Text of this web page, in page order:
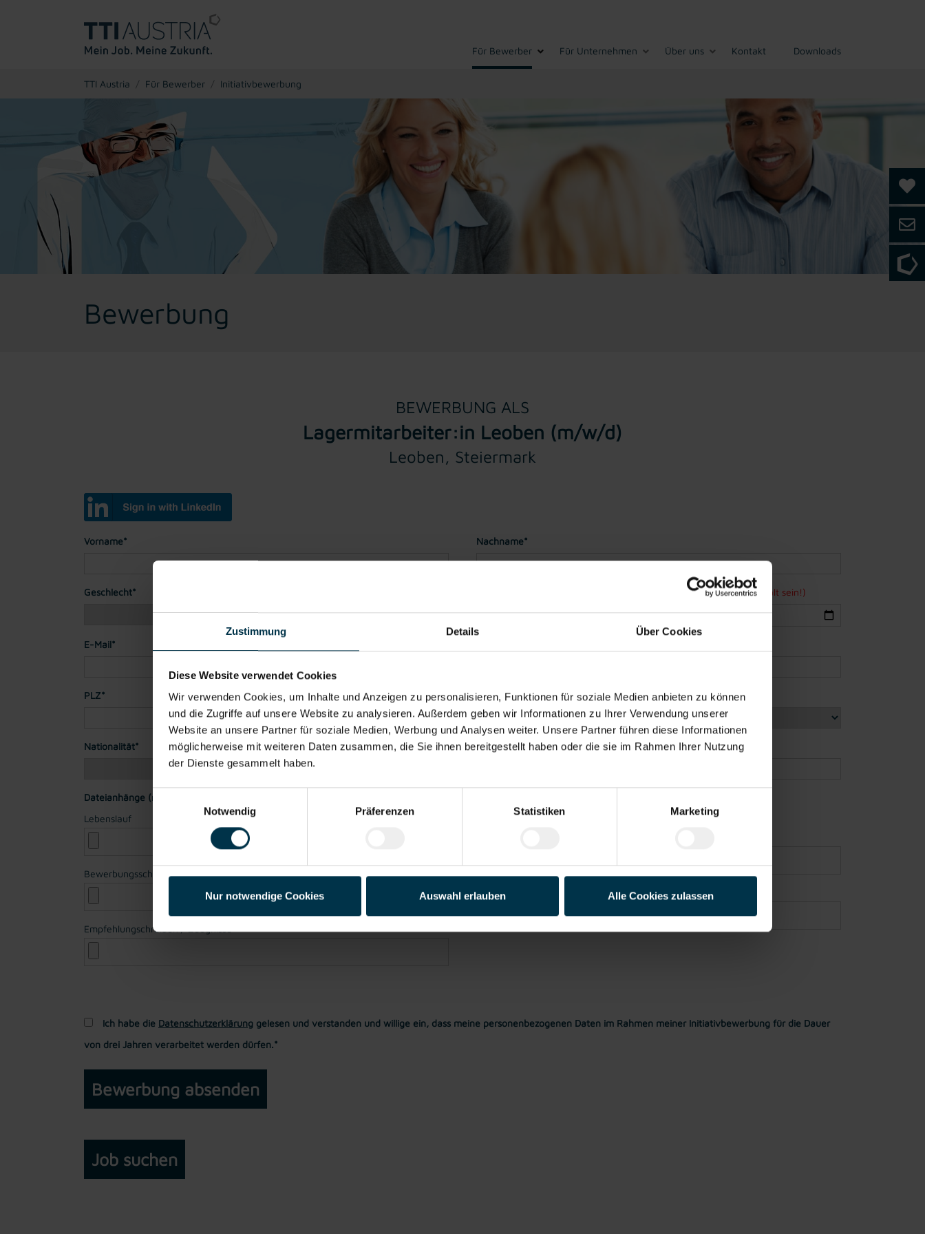
Zustimmung Details Über Cookies
Diese Website verwendet Cookies
Wir verwenden Cookies, um Inhalte und Anzeigen zu personalisieren, Funktionen für soziale Medien anbieten zu können
und die Zugriffe auf unsere Website zu analysieren. Außerdem geben wir Informationen zu Ihrer Verwendung unserer
Website an unsere Partner für soziale Medien, Werbung und Analysen weiter. Unsere Partner führen diese Informationen
möglicherweise mit weiteren Daten zusammen, die Sie ihnen bereitgestellt haben oder die sie im Rahmen Ihrer Nutzung
der Dienste gesammelt haben.
Einwilligungsauswahl
Notwendig
Präferenzen Statistiken Marketing
Nur notwendige Cookies Auswahl erlauben Alle Cookies zulassen
Für Bewerber Für Unternehmen Über uns Kontakt Downloads
TTI Austria Für Bewerber Initiativbewerbung
Bewerbung
BEWERBUNG ALS
Lagermitarbeiter:in Leoben (m/w/d)
Leoben, Steiermark
Vorname* Nachname*
Geschlecht* (Sie müssen für eine Bewerbung mindestens 15 Jahre alt sein!)
E-Mail*
PLZ* Stadt* Land*
Nationalität* Telefon*
Dateianhänge (max. 30MB gesamt - Bilder, Word oder PDF)
Lebenslauf
Bewerbungsschreiben
Empfehlungschreiben / Zeugnisse
Datei 5
Ich habe die Datenschutzerklärung gelesen und verstanden und willige ein, dass meine personenbezogenen Daten im Rahmen meiner Initiativbewerbung für die Dauer
von drei Jahren verarbeitet werden dürfen.*
Job suchen